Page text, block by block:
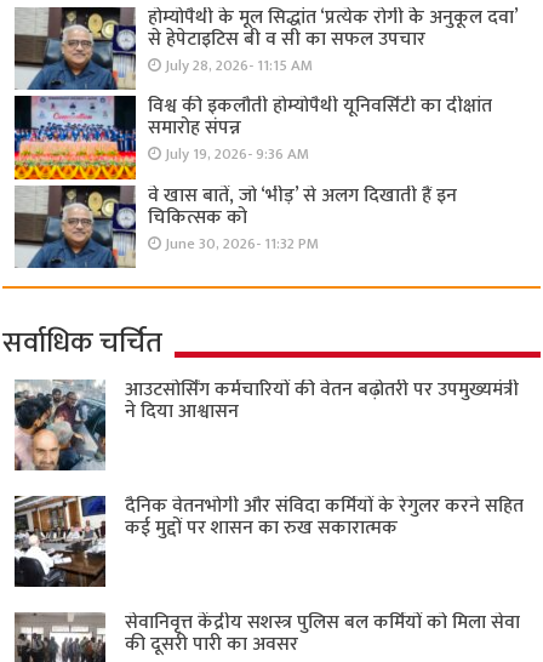
होम्योपैथी के मूल सिद्धांत ‘प्रत्येक रोगी केे अनुकूल दवा’
से हेपेटाइटिस बी व सी का सफल उपचार
July 28, 2026- 11:15 AM
विश्व की इकलौती होम्योपैथी यूनिवर्सिटी का दीक्षांत
समारोह संपन्न
July 19, 2026- 9:36 AM
वे खास बातें, जो ‘भीड़’ से अलग दिखाती हैं इन
चिकित्सक को
June 30, 2026- 11:32 PM
सर्वाधिक चर्चित
आउटसोर्सिंग कर्मचारियों की वेतन बढ़ोतरी पर उपमुख्यमंत्री
ने दिया आश्वासन
दैनिक वेतनभोगी और संविदा कर्मियों के रेगुलर करने सहित
कई मुद्दों पर शासन का रुख सकारात्मक
सेवानिवृत्त केंद्रीय सशस्त्र पुलिस बल ​कर्मियों को मिला सेवा
की दूसरी पारी का अवसर